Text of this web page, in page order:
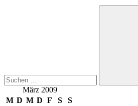
März 2009
M D M D F S
S